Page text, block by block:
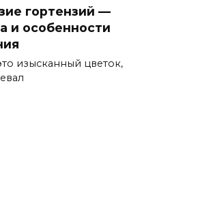
гортензий —
и особенности
изысканный цветок,